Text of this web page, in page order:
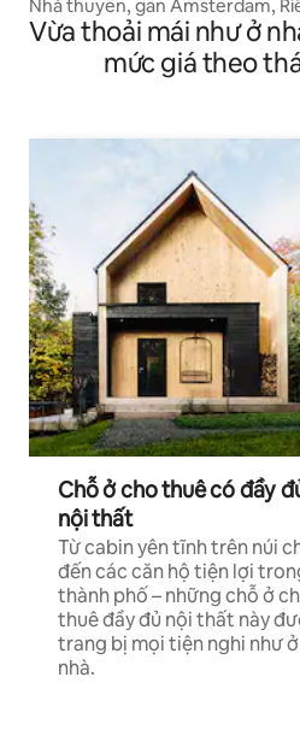
Nhà thuyền, gần Amsterdam,
Vừa thoải mái như ở
mức giá theo
Chỗ ở cho thuê có đầy
nội thất
Từ cabin yên tĩnh trên núi
đến các căn hộ tiện lợi
thành phố – những chỗ ở
thuê đầy đủ nội thất này
trang bị mọi tiện nghi như ở
nhà.